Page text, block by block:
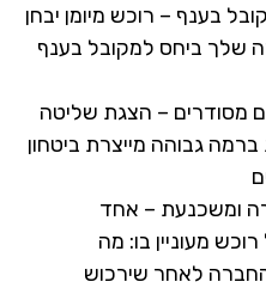
– רוכש מיומן יבחן
ביחס למקובל בענף
– הצגת שליטה
גבוהה מייצרת ביטחון
– אחד
בו: מה
לאחר שירכוש